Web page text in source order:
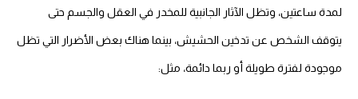
لمدة ساعتين، وتظل الآثار الجانبية للمخدر في العقل والجسم حتى
يتوقف الشخص عن تدخين الحشيش، بينما هناك بعض الأضرار التي تظل
موجودة لفترة طويلة أو ربما دائمة، مثل: